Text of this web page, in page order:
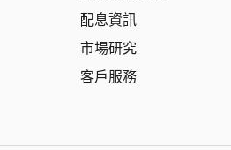
配息資訊
市場研究
客戶服務